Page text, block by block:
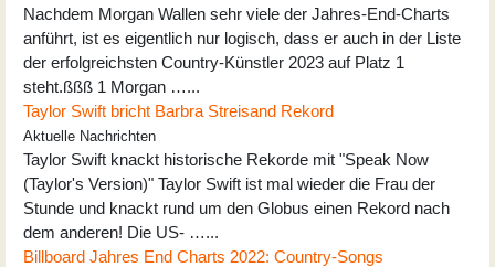
Nachdem Morgan Wallen sehr viele der Jahres-End-Charts
anführt, ist es eigentlich nur logisch, dass er auch in der Liste
der erfolgreichsten Country-Künstler 2023 auf Platz 1
steht.ßßß 1 Morgan …...
Taylor Swift bricht Barbra Streisand Rekord
Aktuelle Nachrichten
Taylor Swift knackt historische Rekorde mit "Speak Now
(Taylor's Version)" Taylor Swift ist mal wieder die Frau der
Stunde und knackt rund um den Globus einen Rekord nach
dem anderen! Die US- …...
Billboard Jahres End Charts 2022: Country-Songs